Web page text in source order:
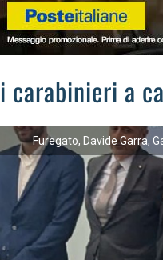
carabinieri a
Furegato, Davide Garra,